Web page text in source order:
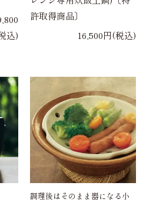
込)
許取得商品〕
16,500円(税込)
調理後はそのまま器になる小